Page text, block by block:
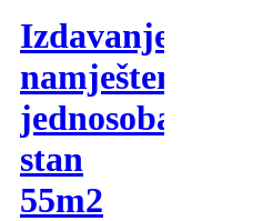
Izdavanje,
namješten
jednosoban
stan
55m2